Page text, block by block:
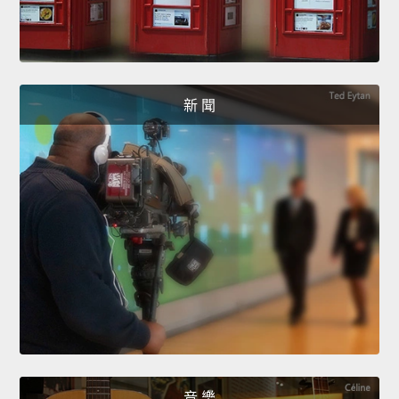
新 聞